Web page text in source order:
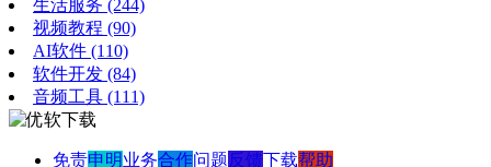
生活服务 (244)
视频教程 (90)
AI软件 (110)
软件开发 (84)
音频工具 (111)
免责申明业务合作问题反馈下载帮助